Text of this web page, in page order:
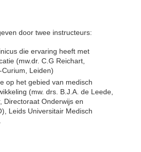
door twee instructeurs:
die ervaring heeft met
(mw.dr. C.G Reichart,
Curium, Leiden)
op het gebied van medisch
(mw. drs. B.J.A. de Leede,
Directoraat Onderwijs en
Leids Universitair Medisch